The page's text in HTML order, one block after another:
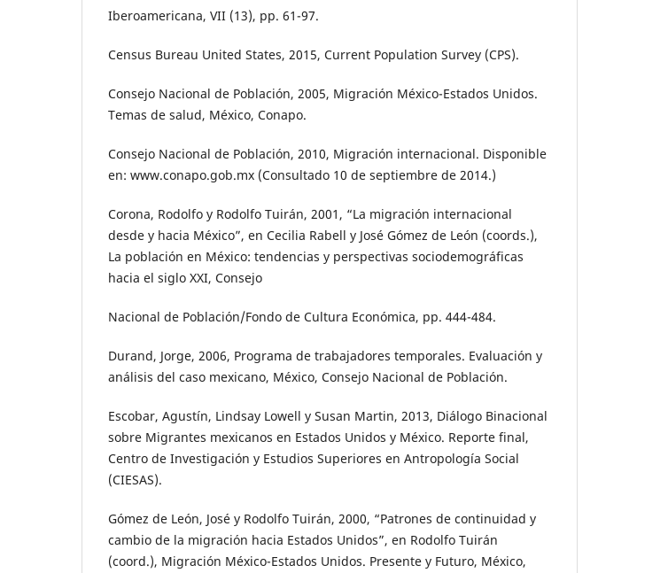
Iberoamericana, VII (13), pp. 61-97.
Census Bureau United States, 2015, Current Population Survey (CPS).
Consejo Nacional de Población, 2005, Migración México-Estados Unidos.
Temas de salud, México, Conapo.
Consejo Nacional de Población, 2010, Migración internacional. Disponible
en: www.conapo.gob.mx (Consultado 10 de septiembre de 2014.)
Corona, Rodolfo y Rodolfo Tuirán, 2001, “La migración internacional
desde y hacia México”, en Cecilia Rabell y José Gómez de León (coords.),
La población en México: tendencias y perspectivas sociodemográficas
hacia el siglo XXI, Consejo
Nacional de Población/Fondo de Cultura Económica, pp. 444-484.
Durand, Jorge, 2006, Programa de trabajadores temporales. Evaluación y
análisis del caso mexicano, México, Consejo Nacional de Población.
Escobar, Agustín, Lindsay Lowell y Susan Martin, 2013, Diálogo Binacional
sobre Migrantes mexicanos en Estados Unidos y México. Reporte final,
Centro de Investigación y Estudios Superiores en Antropología Social
(CIESAS).
Gómez de León, José y Rodolfo Tuirán, 2000, “Patrones de continuidad y
cambio de la migración hacia Estados Unidos”, en Rodolfo Tuirán
(coord.), Migración México-Estados Unidos. Presente y Futuro, México,